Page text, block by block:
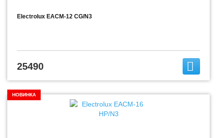
Electrolux EACM-12 CG/N3
25490
НОВИНКА